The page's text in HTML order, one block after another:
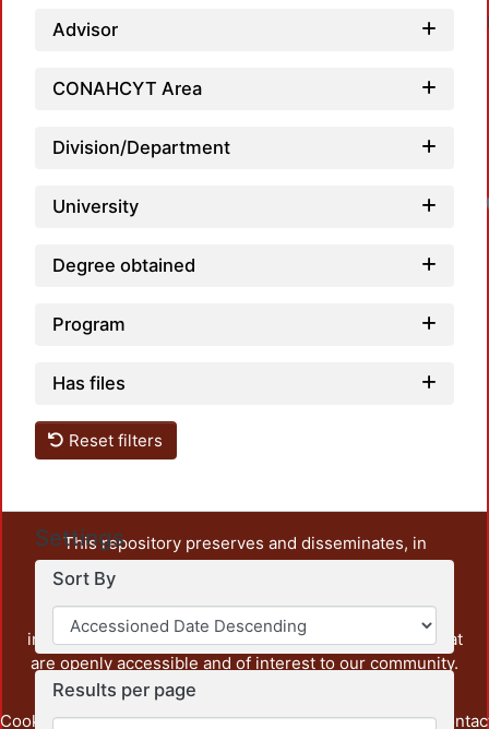
Advisor
CONAHCYT Area
Division/Department
University
Degree obtained
Program
Has files
Reset filters
Settings
Sort By
Results per page
This repository preserves and disseminates, in
unrestricted open access, the teaching and research
output of UAM Azcapotzalco. It also includes some
administrative and graphic documents from the
institution, as well as content from other institutions that
are openly accessible and of interest to our community.
Cookie Privacy End User Send